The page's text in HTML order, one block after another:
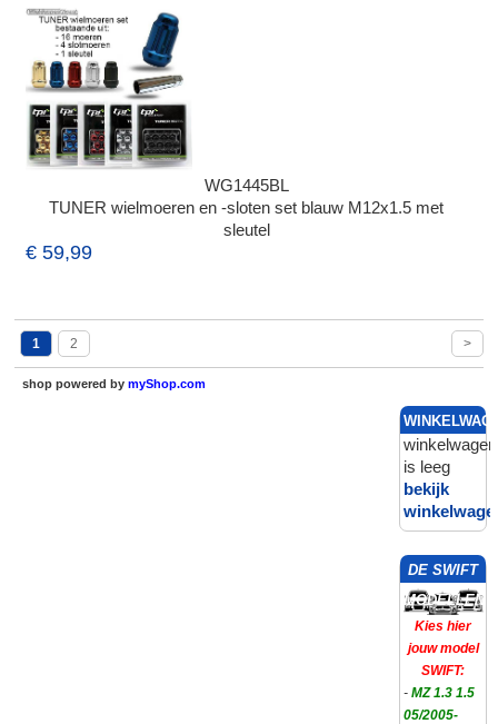
WG1445BL
TUNER wielmoeren en -sloten set blauw M12x1.5 met
sleutel
€ 59,99
1 2 >
shop powered by myShop.com
winkelwagen
is leeg
bekijk
DE SWIFT
MODELLEN
Kies hier
jouw model
SWIFT:
- MZ 1.3 1.5
05/2005-